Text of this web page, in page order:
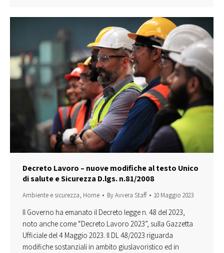
Decreto Lavoro – nuove modifiche al testo Unico
di salute e Sicurezza D.lgs. n.81/2008
Ambiente e sicurezza, Home ByAvvera Staff 10 Maggio 2023
Il Governo ha emanato il Decreto legge n. 48 del 2023,
noto anche come “Decreto Lavoro 2023”, sulla Gazzetta
Ufficiale del 4 Maggio 2023. Il DL 48/2023 riguarda
modifiche sostanziali in ambito giuslavoristico ed in